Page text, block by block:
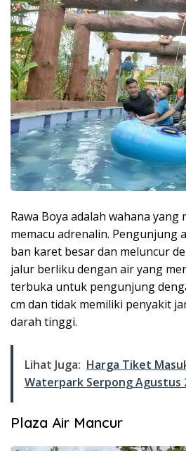
Rawa Boya adalah wahana yang
memacu adrenalin. Pengunjung
ban karet besar dan meluncur
jalur berliku dengan air yang
terbuka untuk pengunjung
cm dan tidak memiliki penyakit
darah tinggi.
Lihat Juga: Harga Tiket
Waterpark Serpong Agustus
Plaza Air Mancur